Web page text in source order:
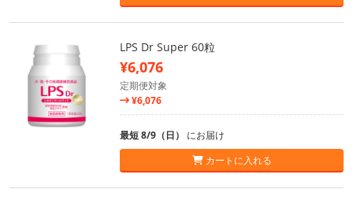
LPS Dr Super 60粒
¥6,076
定期便対象
¥6,076
最短 8/9（日） にお届け
カートに入れる